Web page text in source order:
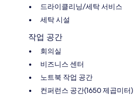
드라이클리닝/세탁 서비스
세탁 시설
작업 공간
회의실
비즈니스 센터
노트북 작업 공간
컨퍼런스 공간(1650 제곱미터)